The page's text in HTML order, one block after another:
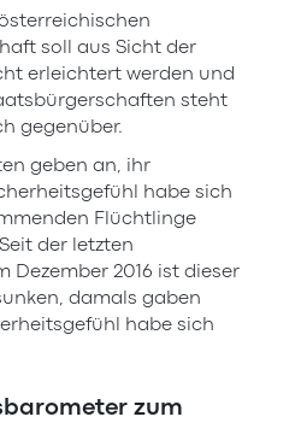
österreichischen
soll aus Sicht der
erleichtert werden und
steht
gegenüber.
geben an, ihr
habe sich
Flüchtlinge
der letzten
Dezember 2016 ist dieser
damals gaben
habe sich
zum